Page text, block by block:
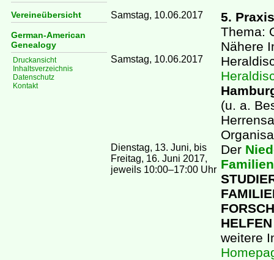
Vereineübersicht
German-American
Genealogy
Druckansicht
Inhaltsverzeichnis
Datenschutz
Kontakt
Samstag, 10.06.2017
5.
Thema:
Nähere
Samstag, 10.06.2017
(u. a.
Dienstag, 13. Juni, bis
Freitag, 16. Juni 2017,
jeweils 10:00–17:00 Uhr
Der
weitere